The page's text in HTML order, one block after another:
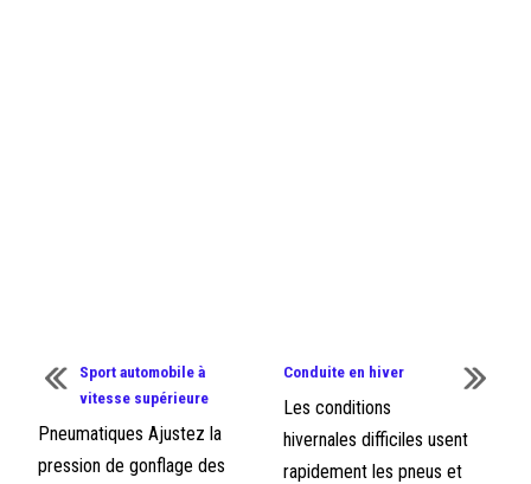
Sport automobile à
vitesse supérieure
Pneumatiques Ajustez la
pression de gonflage des
Conduite en hiver
Les conditions
hivernales difficiles usent
rapidement les pneus et